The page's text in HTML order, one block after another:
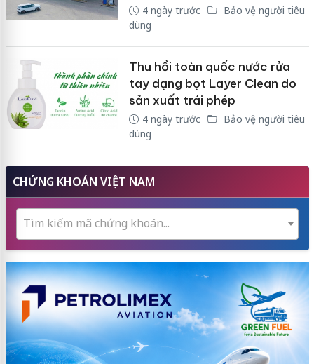
4 ngày trước
Bảo vệ người tiêu
dùng
Thu hồi toàn quốc nước rửa
tay dạng bọt Layer Clean do
sản xuất trái phép
4 ngày trước
Bảo vệ người tiêu
dùng
CHỨNG KHOÁN VIỆT NAM
Tìm kiếm mã chứng khoán...